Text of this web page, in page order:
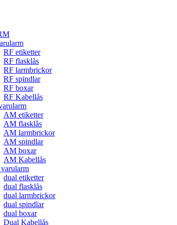
RF etiketter
RF flasklås
RF larmbrickor
RF spindlar
RF boxar
RF Kabellås
AM etiketter
AM flasklås
AM larmbrickor
AM spindlar
AM boxar
AM Kabellås
dual etiketter
dual flasklås
dual larmbrickor
dual spindlar
dual boxar
Dual Kabellås